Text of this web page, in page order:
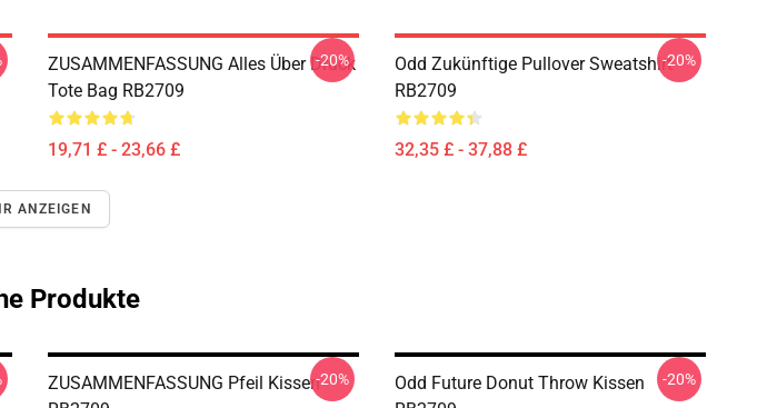
ZUSAMMENFASSUNG Alles Über Druck
Tote Bag RB2709
19,71 £ - 23,66 £
-20%
Odd Zukünftige Pullover Sweatshirt
RB2709
32,35 £ - 37,88 £
-20%
ANZEIGEN
Produkte
ZUSAMMENFASSUNG Pfeil Kissen-20%
Odd Future Donut Throw Kissen
-20%